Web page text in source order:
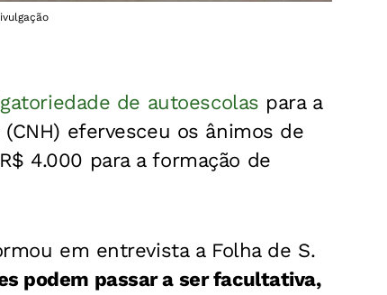
de autoescolas para a
(CNH) efervesceu os ânimos de
4.000 para a formação de
em entrevista a Folha de S.
podem passar a ser facultativa,